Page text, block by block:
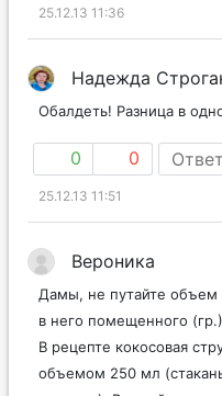
25.12.13 11:36
Надежда
Обалдеть! Разница в
0 0
25.12.13 11:51
Вероника
Дамы, не путайте объем
в него помещенного
В рецепте кокосовая
объемом 250 мл